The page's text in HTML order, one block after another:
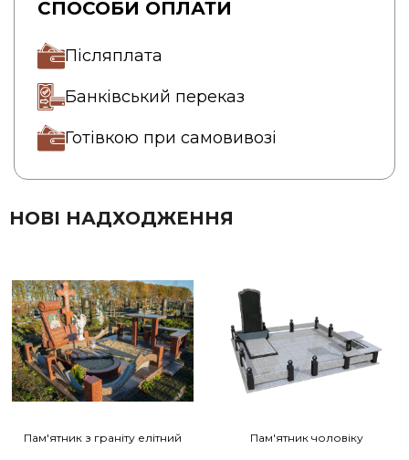
СПОСОБИ ОПЛАТИ
Післяплата
Банківський переказ
Готівкою при самовивозі
НОВІ НАДХОДЖЕННЯ
Пам'ятник з граніту елітний Пам'ятник чоловіку